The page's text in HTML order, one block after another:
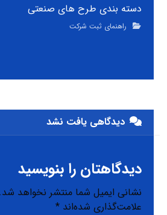
دسته بندی طرح های صنعتی
راهنمای ثبت شرکت
دیدگاهی یافت نشد
دیدگاهتان را بنویسید
نشانی ایمیل شما منتشر نخواهد شد.
علامت‌گذاری شده‌اند*